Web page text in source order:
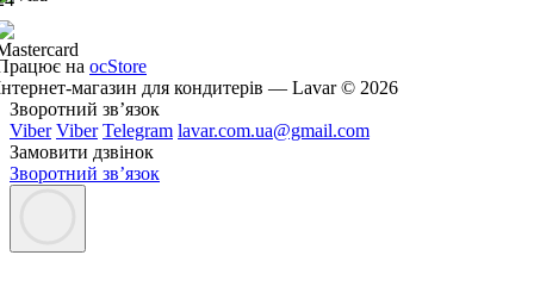
на ocStore
магазин для кондитерів — Lavar © 2026
Зворотний зв’язок
Viber Viber Telegram lavar.com.ua@gmail.com
Замовити дзвінок
Зворотний зв’язок